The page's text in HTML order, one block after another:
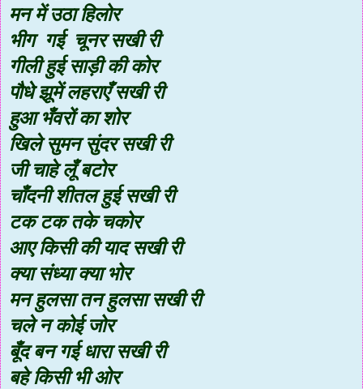
मन में उठा हिलोर
भीग गई चूनर सखी री
गीली हुई साड़ी की कोर
पौधे झूमें लहराएँ सखी री
हुआ भँवरों का शोर
खिले सुमन सुंदर सखी री
जी चाहे लूँ बटोर
चाँदनी शीतल हुई सखी री
टक टक तके चकोर
आए किसी की याद सखी री
क्या संध्या क्या भोर
मन हुलसा तन हुलसा सखी री
चले न कोई जोर
बूँद बन गई धारा सखी री
बहे किसी भी ओर